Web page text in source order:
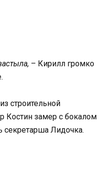
– Кирилл громко
строительной
Костин замер с бокалом
секретарша Лидочка.